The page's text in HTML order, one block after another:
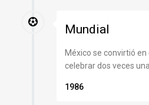
Mundial
México se convirtió en
celebrar dos veces
1986